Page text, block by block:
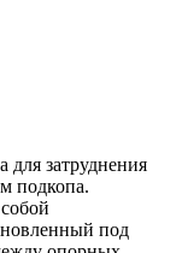
для затруднения
подкопа.
под